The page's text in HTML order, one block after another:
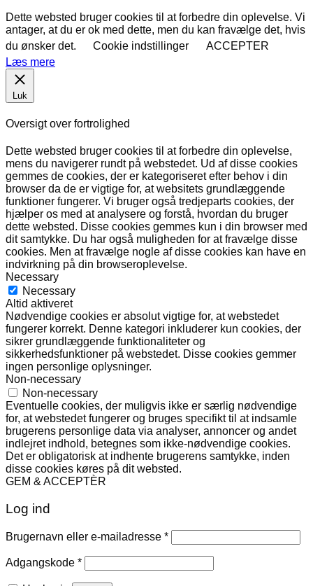
Dette websted bruger cookies til at forbedre din oplevelse. Vi
antager, at du er ok med dette, men du kan fravælge det, hvis
du ønsker det.
Cookie indstillinger
ACCEPTER
Læs mere
Luk
Oversigt over fortrolighed
Dette websted bruger cookies til at forbedre din oplevelse,
mens du navigerer rundt på webstedet. Ud af disse cookies
gemmes de cookies, der er kategoriseret efter behov i din
browser da de er vigtige for, at websitets grundlæggende
funktioner fungerer. Vi bruger også tredjeparts cookies, der
hjælper os med at analysere og forstå, hvordan du bruger
dette websted. Disse cookies gemmes kun i din browser med
dit samtykke. Du har også muligheden for at fravælge disse
cookies. Men at fravælge nogle af disse cookies kan have en
indvirkning på din browseroplevelse.
Necessary
Necessary
Altid aktiveret
Nødvendige cookies er absolut vigtige for, at webstedet
fungerer korrekt. Denne kategori inkluderer kun cookies, der
sikrer grundlæggende funktionaliteter og
sikkerhedsfunktioner på webstedet. Disse cookies gemmer
ingen personlige oplysninger.
Non-necessary
Non-necessary
Eventuelle cookies, der muligvis ikke er særlig nødvendige
for, at webstedet fungerer og bruges specifikt til at indsamle
brugerens personlige data via analyser, annoncer og andet
indlejret indhold, betegnes som ikke-nødvendige cookies.
Det er obligatorisk at indhente brugerens samtykke, inden
disse cookies køres på dit websted.
GEM & ACCEPTÈR
Log ind
Brugernavn eller e-mailadresse *Påkrævet
Adgangskode *Påkrævet